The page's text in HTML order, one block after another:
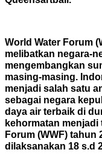
World Water Forum
melibatkan negara-
mengembangkan
masing-masing.
menjadi salah satu
sebagai negara
daya air terbaik di
kehormatan
Forum (WWF) tahun
dilaksanakan 18 s.d